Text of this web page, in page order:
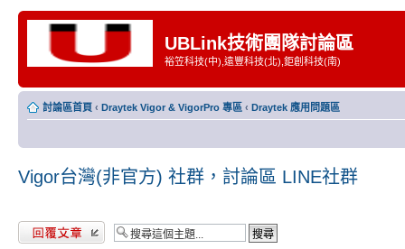
UBLink技術團隊討論區
裕笠科技(中),遠豐科技(北),鉅創科技(南)
討論區首頁 ‹ Draytek Vigor & VigorPro 專區 ‹ Draytek 應用問題區
Vigor台灣(非官方) 社群，討論區 LINE社群
發表回覆